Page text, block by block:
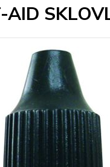
AID